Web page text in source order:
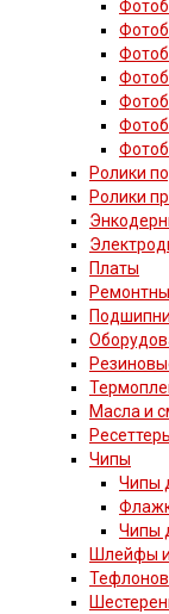
Ролики
Ролики
Платы
Масла и
Чипы
Чипы
Чипы
Шлейфы